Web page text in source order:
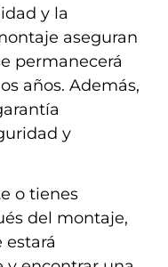
y la
aseguran
permanecerá
años. Además,
y
o tienes
del montaje,
estará